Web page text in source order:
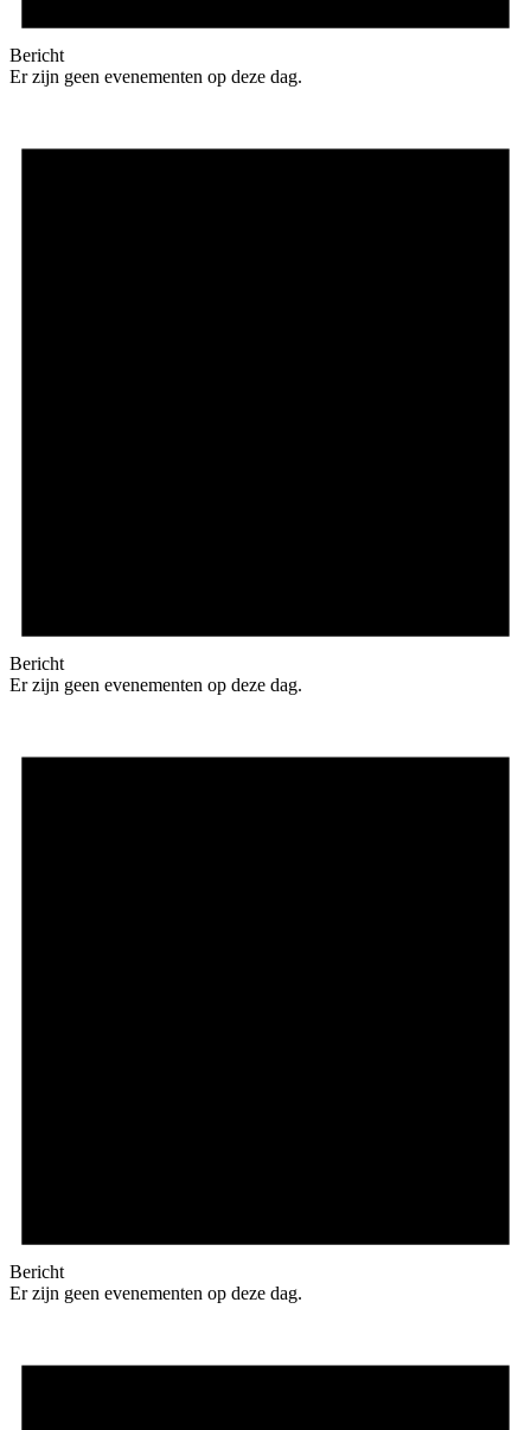
Bericht
Er zijn geen evenementen op deze dag.
Bericht
Er zijn geen evenementen op deze dag.
Bericht
Er zijn geen evenementen op deze dag.